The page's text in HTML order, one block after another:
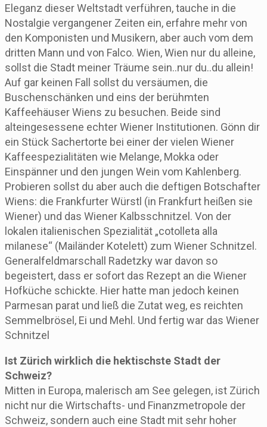
Eleganz dieser Weltstadt verführen, tauche in die
Nostalgie vergangener Zeiten ein, erfahre mehr von
den Komponisten und Musikern, aber auch vom dem
dritten Mann und von Falco. Wien, Wien nur du alleine,
sollst die Stadt meiner Träume sein..nur du..du allein!
Auf gar keinen Fall sollst du versäumen, die
Buschenschänken und eins der berühmten
Kaffeehäuser Wiens zu besuchen. Beide sind
alteingesessene echter Wiener Institutionen. Gönn dir
ein Stück Sachertorte bei einer der vielen Wiener
Kaffeespezialitäten wie Melange, Mokka oder
Einspänner und den jungen Wein vom Kahlenberg.
Probieren sollst du aber auch die deftigen Botschafter
Wiens: die Frankfurter Würstl (in Frankfurt heißen sie
Wiener) und das Wiener Kalbsschnitzel. Von der
lokalen italienischen Spezialität „cotolleta alla
milanese“ (Mailänder Kotelett) zum Wiener Schnitzel.
Generalfeldmarschall Radetzky war davon so
begeistert, dass er sofort das Rezept an die Wiener
Hofküche schickte. Hier hatte man jedoch keinen
Parmesan parat und ließ die Zutat weg, es reichten
Semmelbrösel, Ei und Mehl. Und fertig war das Wiener
Schnitzel
Ist Zürich wirklich die hektischste Stadt der
Schweiz?
Mitten in Europa, malerisch am See gelegen, ist Zürich
nicht nur die Wirtschafts- und Finanzmetropole der
Schweiz, sondern auch eine Stadt mit sehr hoher